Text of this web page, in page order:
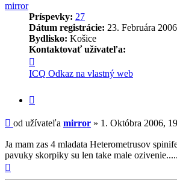
mirror
Príspevky: 27
Dátum registrácie: 23. Februára
Bydlisko: Košice
Kontaktovať užívateľa:
informácie
užívateľa
mirror
ICQ Odkaz na vlastný web
Príspevok
od užívateľa mirror » 1. Októbra 2006,
Ja mam zas 4 mladata Heterometrusov
pavuky skorpiky su len take male ozivenie.....